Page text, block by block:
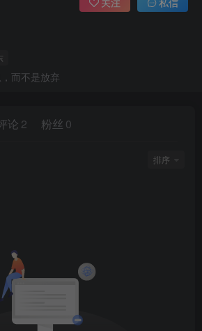
而不是放弃
论 2 粉丝 0
排序